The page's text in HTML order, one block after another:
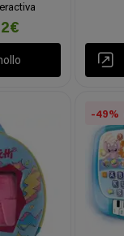
-49%